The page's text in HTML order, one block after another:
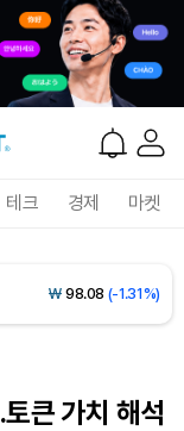
테크 경제 마켓
₩1,488(-1.56%)
₩ 98.08 (-1.31%)
큰 가치 해석